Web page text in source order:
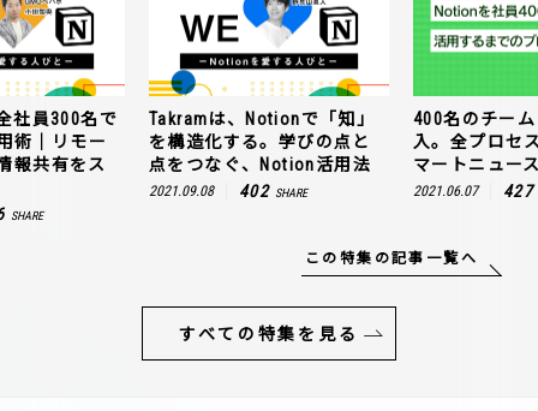
社員300名で
術｜リモー
報共有をス
SHARE
Takramは、Notionで「知」
を構造化する。学びの点と
点をつなぐ、Notion活用法
2021.09.08 402 SHARE
400名のチー
入。全プロセ
マートニュー
2021.06.07 427
この特集の記事一覧へ
すべての特集を見る